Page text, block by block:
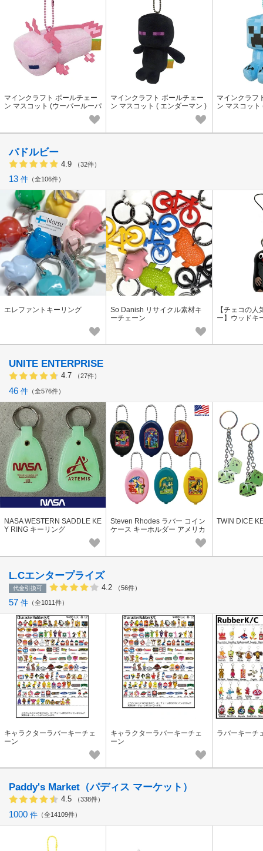
マインクラフト ボールチェー
ン マスコット (ウーパールーパ
マインクラフト ボールチェー
ン マスコット ( エンダーマン )
マインクラフ
ン マスコッ
パドルビー
4.9 （32件）
13 件 全106件
エレファントキーリング
So Danish リサイクル素材キ
ーチェーン
【チェコの
ー】ウッドキ
UNITE ENTERPRISE
4.7 （27件）
46 件 全576件
NASA WESTERN SADDLE KE
Y RING キーリング
Steven Rhodes ラバー コイン
ケース キーホルダー アメリカ
TWIN DICE
L.Cエンタープライズ
代金引換可 4.2 （56件）
57 件 全1011件
キャラクターラバーキーチェ
ーン
キャラクターラバーキーチェ
ーン
ラバーキーチ
Paddy's Market（パディス マーケット）
4.5 （338件）
1000 件 全14109件